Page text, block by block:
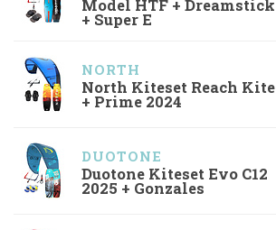
Model HTF + Dreamstick
+ Super E
NORTH
North Kiteset Reach Kite
+ Prime 2024
DUOTONE
Duotone Kiteset Evo C12
2025 + Gonzales